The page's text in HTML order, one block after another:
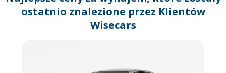
ostatnio znalezione przez Klientów
Wisecars